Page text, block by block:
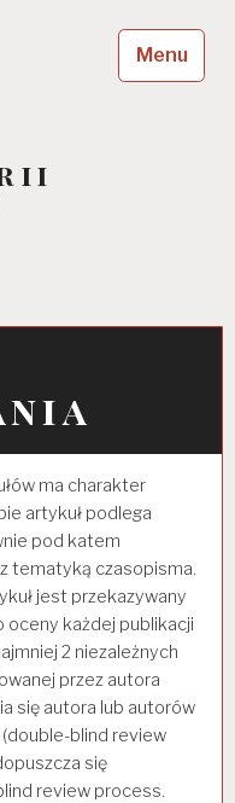
Menu
ma charakter
artykuł podlega
pod katem
tematyką czasopisma.
jest przekazywany
oceny każdej publikacji
2 niezależnych
przez autora
się autora lub autorów
blind review
się
review process.